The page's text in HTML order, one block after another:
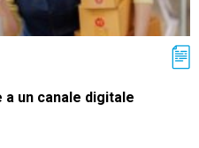
un canale digitale